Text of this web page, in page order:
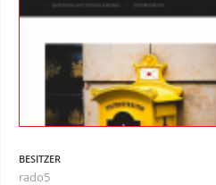
BESITZER
rado5